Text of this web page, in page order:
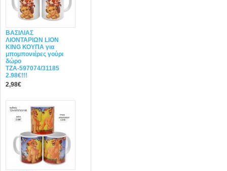
ΒΑΣΙΛΙΑΣ
ΛΙΟΝΤΑΡΙΩΝ LION
KING ΚΟΥΠΑ για
μπομπονιέρες γούρι
δώρο
ΤΖΑ-597074/31185
2.98€!!!
2,98€